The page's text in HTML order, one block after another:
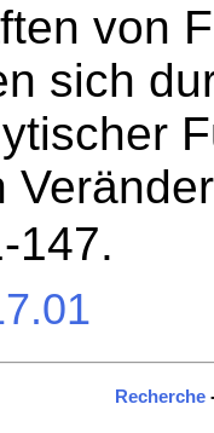
von
sich
147.
Recherche